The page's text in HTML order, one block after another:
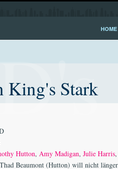
HOME
King's Stark
Hutton, Amy Madigan, Julie Harris,
Thad Beaumont (Hutton) will nicht